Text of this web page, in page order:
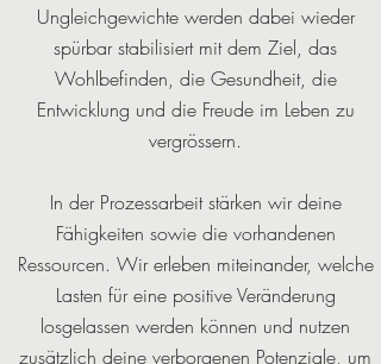
Ungleichgewichte werden dabei wieder
spürbar stabilisiert mit dem Ziel, das
Wohlbefinden, die Gesundheit, die
Entwicklung und die Freude im Leben zu
vergrössern.
In der Prozessarbeit stärken wir deine
Fähigkeiten sowie die vorhandenen
Ressourcen. Wir erleben miteinander, welche
Lasten für eine positive Veränderung
losgelassen werden können und nutzen
zusätzlich deine verborgenen Potenziale, um